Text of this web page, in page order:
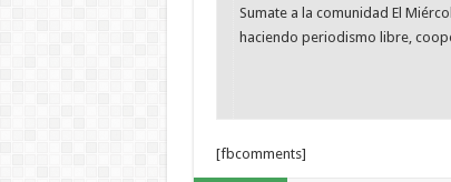
Sumate a la comunidad El
haciendo periodismo libre,
[fbcomments]